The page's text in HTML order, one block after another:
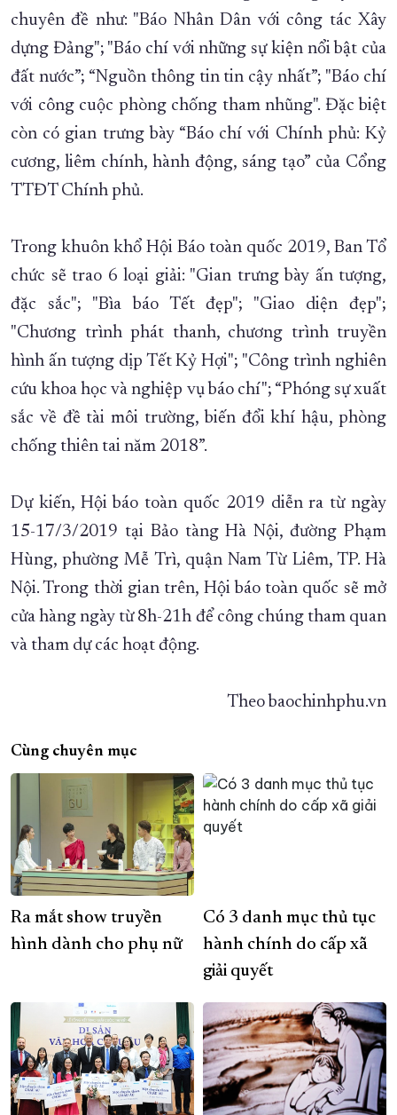
chuyên đề như: "Báo Nhân Dân với công tác Xây
dựng Đảng"; "Báo chí với những sự kiện nổi bật của
đất nước”; “Nguồn thông tin tin cậy nhất”; "Báo chí
với công cuộc phòng chống tham nhũng". Đặc biệt
còn có gian trưng bày “Báo chí với Chính phủ: Kỷ
cương, liêm chính, hành động, sáng tạo” của Cổng
TTĐT Chính phủ.
Trong khuôn khổ Hội Báo toàn quốc 2019, Ban Tổ
chức sẽ trao 6 loại giải: "Gian trưng bày ấn tượng,
đặc sắc"; "Bìa báo Tết đẹp"; "Giao diện đẹp";
"Chương trình phát thanh, chương trình truyền
hình ấn tượng dịp Tết Kỷ Hợi"; "Công trình nghiên
cứu khoa học và nghiệp vụ báo chí"; “Phóng sự xuất
sắc về đề tài môi trường, biến đổi khí hậu, phòng
chống thiên tai năm 2018”.
Dự kiến, Hội báo toàn quốc 2019 diễn ra từ ngày
15-17/3/2019 tại Bảo tàng Hà Nội, đường Phạm
Hùng, phường Mễ Trì, quận Nam Từ Liêm, TP. Hà
Nội. Trong thời gian trên, Hội báo toàn quốc sẽ mở
cửa hàng ngày từ 8h-21h để công chúng tham quan
và tham dự các hoạt động.
Theo baochinhphu.vn
Cùng chuyên mục
Ra mắt show truyền
hình dành cho phụ nữ
Có 3 danh mục thủ tục
hành chính do cấp xã
giải quyết